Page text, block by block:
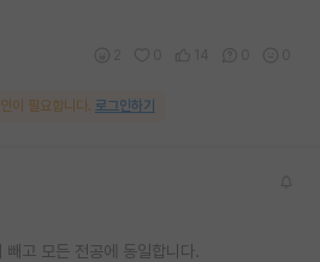
이 필요합니다. 로그인하기
고 모든 전공에 동일합니다.